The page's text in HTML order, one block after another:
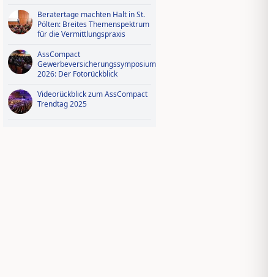
Beratertage machten Halt in St.
Pölten: Breites Themenspektrum
für die Vermittlungspraxis
AssCompact
Gewerbeversicherungssymposium
2026: Der Fotorückblick
Videorückblick zum AssCompact
Trendtag 2025